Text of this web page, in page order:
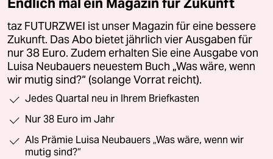
taz FUTURZWEI ist unser Magazin für eine bessere
Zukunft. Das Abo bietet jährlich vier Ausgaben für
nur 38 Euro. Zudem erhalten Sie eine Ausgabe von
Luisa Neubauers neuestem Buch „Was wäre, wenn
wir mutig sind?“ (solange Vorrat reicht).
Jedes Quartal neu in Ihrem Briefkasten
Nur 38 Euro im Jahr
Als Prämie Luisa Neubauers „Was wäre, wenn wir
mutig sind?“